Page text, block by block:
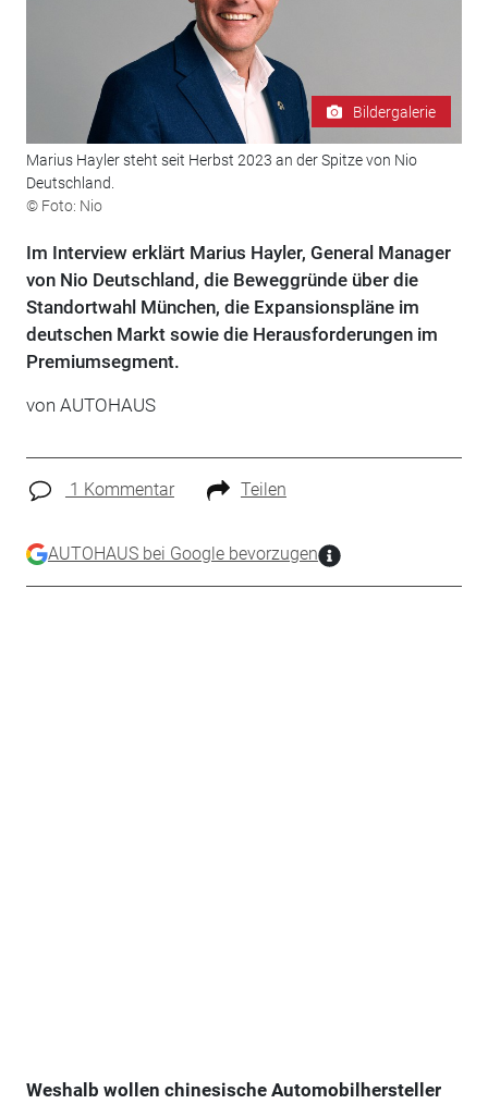
Bildergalerie
Marius Hayler steht seit Herbst 2023 an der Spitze von Nio
Deutschland.
© Foto: Nio
Im Interview erklärt Marius Hayler, General Manager
von Nio Deutschland, die Beweggründe über die
Standortwahl München, die Expansionspläne im
deutschen Markt sowie die Herausforderungen im
Premiumsegment.
von AUTOHAUS
1 Kommentar Teilen
AUTOHAUS bei Google bevorzugen
Weshalb wollen chinesische Automobilhersteller